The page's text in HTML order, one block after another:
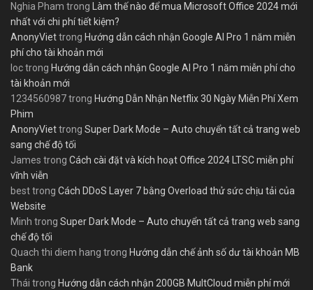
Nghia Pham trong Làm thế nào để mua Microsoft Office 2024 mới
nhất với chi phí tiết kiệm?
AnonyViettrong Hướng dẫn cách nhận Google AI Pro 1 năm miễn
phí cho tài khoản mới
loctrong Hướng dẫn cách nhận Google AI Pro 1 năm miễn phí cho
tài khoản mới
1234560987trong Hướng Dẫn Nhận Netflix 30 Ngày Miễn Phí Xem
Phim
AnonyViettrong Super Dark Mode – Auto chuyển tất cả trang web
sang chế độ tối
James trong Cách cài đặt và kích hoạt Office 2024 LTSC miễn phí
vĩnh viễn
besttrong Cách DDoS Layer 7 bằng Overload thử sức chịu tải của
Website
Minh trong Super Dark Mode – Auto chuyển tất cả trang web sang
chế độ tối
Quach thi diem hang trong Hướng dẫn chế ảnh số dư tài khoản MB
Bank
Thái trong Hướng dẫn cách nhận 200GB MultCloud miễn phí mới